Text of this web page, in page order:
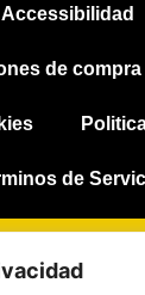
Accessibilidad
de compra
de